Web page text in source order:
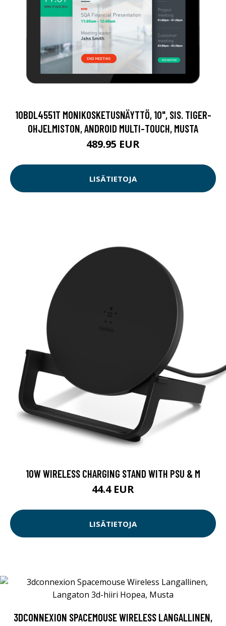
10BDL4551T MONIKOSKETUSNÄYTTÖ, 10", SIS. TIGER-
OHJELMISTON, ANDROID MULTI-TOUCH, MUSTA
489.95 EUR
LISÄTIETOJA
10W WIRELESS CHARGING STAND WITH PSU & M
44.4 EUR
LISÄTIETOJA
3DCONNEXION SPACEMOUSE WIRELESS LANGALLINEN,